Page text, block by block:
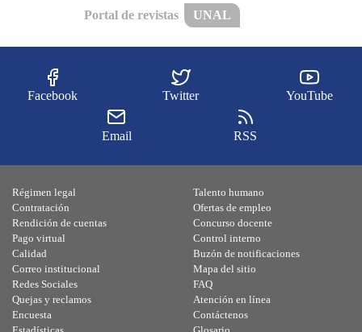
Portal de revistas UNAL
Facebook Twitter YouTube
Email RSS
Régimen legal
Contratación
Rendición de cuentas
Pago virtual
Calidad
Talento humano
Ofertas de empleo
Concurso docente
Control interno
Buzón de notificaciones
Correo institucional
Redes Sociales
Quejas y reclamos
Encuesta
Mapa del sitio
FAQ
Atención en línea
Contáctenos